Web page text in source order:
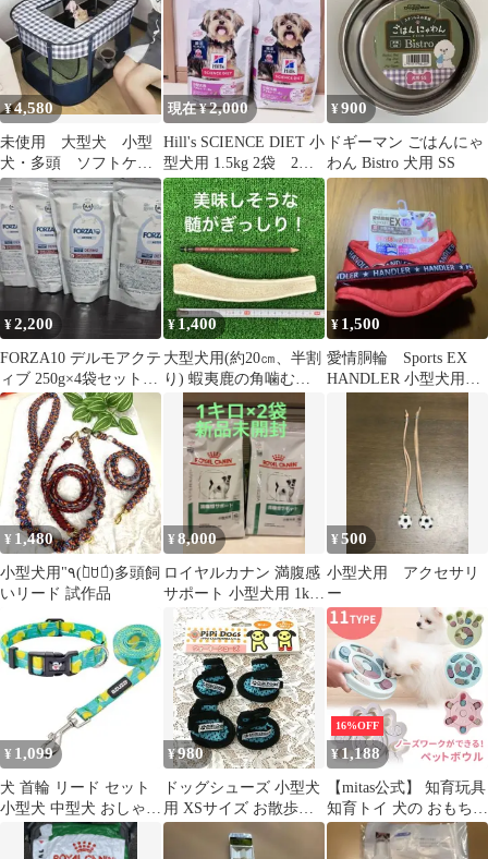
¥4,580
未使用 大型犬 小型
犬・多頭 ソフトケー
ジ ネイビーチェッ
ク Lサイズ
現在 ¥2,000
Hill's SCIENCE DIET 小
型犬用 1.5kg 2袋 2種
類
¥900
ドギーマン ごはんにゃ
わん Bistro 犬用 SS
¥2,200
FORZA10 デルモアクテ
ィブ 250g×4袋セット皮
膚・被毛の健康維持
¥1,400
大型犬用(約20㎝、半割
り) 蝦夷鹿の角噛むお
もちゃ
¥ 1,500
愛情胴輪 Sports EX
HANDLER 小型犬用S
¥ 1,480
小型犬用"٩(ー̀ꇴー́)多頭飼
いリード 試作品
¥8,000
ロイヤルカナン 満腹感
サポート 小型犬用 1kg
2袋セット
¥500
小型犬用 アクセサリ
ー
¥ 1,099
犬 首輪 リード セット
小型犬 中型犬 おしゃれ
レモン柄 調節可能 Sサ
イズ
¥980
ドッグシューズ 小型犬
用 XSサイズ お散歩用
品 足の保護 訳あり
16%OFF
¥1,188
【mitas公式】 知育玩具
知育トイ 犬の おもちゃ
オモチャ 犬 イヌ ペッ
ト用 早食い 早食い防止